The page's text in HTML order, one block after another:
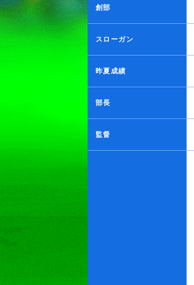
創部
スローガン
昨夏成績
部長
監督